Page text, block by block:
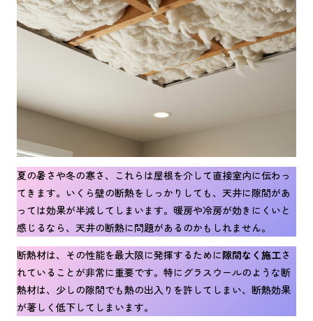
夏の暑さや冬の寒さ、これらは屋根を介して直接室内に伝わっ
てきます。いくら壁の断熱をしっかりしても、天井に隙間があ
っては効果が半減してしまいます。暖房や冷房が効きにくいと
感じるなら、天井の断熱に問題があるのかもしれません。
断熱材は、その性能を最大限に発揮するために隙間なく施工さ
れていることが非常に重要です。特にグラスウールのような断
熱材は、少しの隙間でも熱の出入りを許してしまい、断熱効果
が著しく低下してしまいます。